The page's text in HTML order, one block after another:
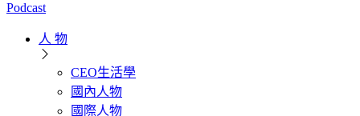
Podcast
人 物
CEO生活學
國內人物
國際人物